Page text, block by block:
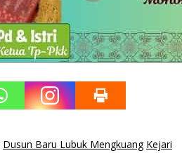
Dusun Baru Lubuk Mengkuang Kejari